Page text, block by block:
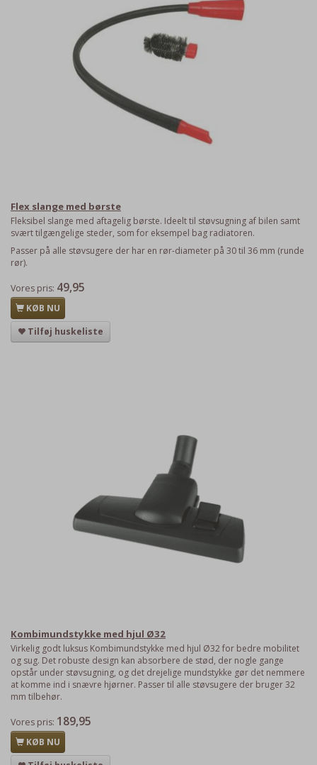
Flex slange med børste
Fleksibel slange med aftagelig børste. Ideelt til støvsugning af bilen samt
svært tilgængelige steder, som for eksempel bag radiatoren.
Passer på alle støvsugere der har en rør-diameter på 30 til 36 mm (runde
rør).
Vores pris: 49,95
KØB NU
Tilføj huskeliste
Kombimundstykke med hjul Ø32
Virkelig godt luksus Kombimundstykke med hjul Ø32 for bedre mobilitet
og sug. Det robuste design kan absorbere de stød, der nogle gange
opstår under støvsugning, og det drejelige mundstykke gør det nemmere
at komme ind i snævre hjørner. Passer til alle støvsugere der bruger 32
mm tilbehør.
Vores pris: 189,95
KØB NU